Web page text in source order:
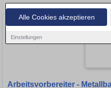
Alle Cookies akzeptieren
Einstellungen
Arbeitsvorbereiter -